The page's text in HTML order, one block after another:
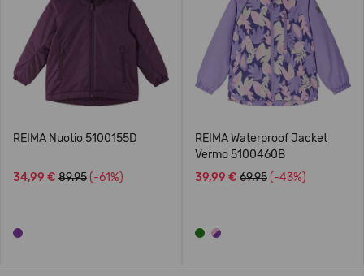
REIMA Nuotio 5100155D
34,99 € 89.95 (-61%)
REIMA Waterproof Jacket
Vermo 5100460B
39,99 € 69.95 (-43%)